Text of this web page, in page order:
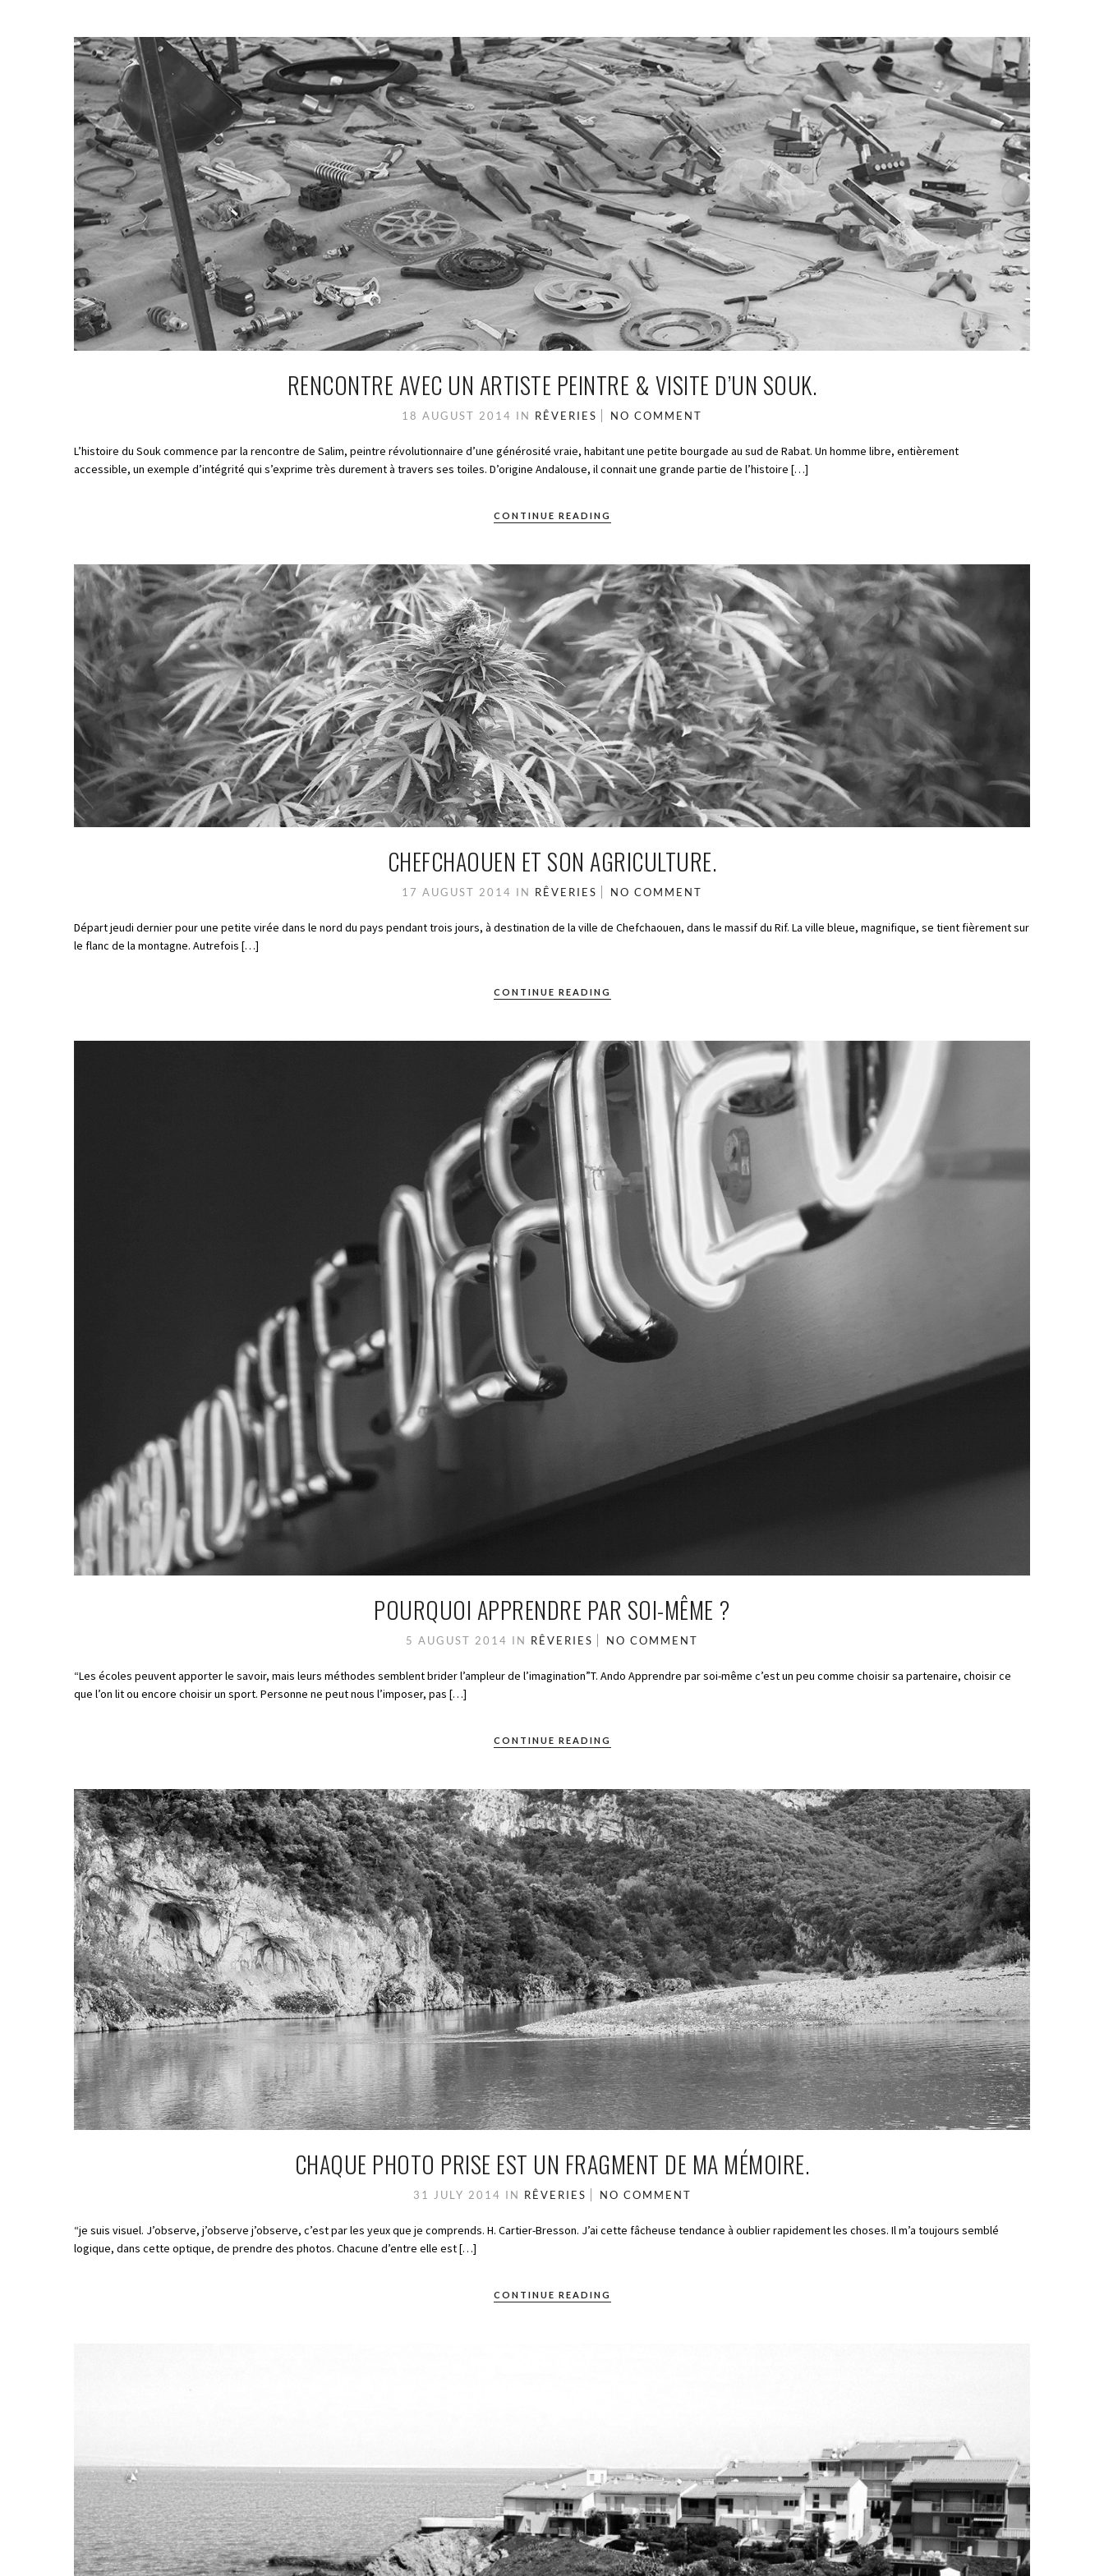
RENCONTRE AVEC UN ARTISTE PEINTRE & VISITE D’UN SOUK.
18 AUGUST 2014 IN RÊVERIES NO COMMENT
L’histoire du Souk commence par la rencontre de Salim, peintre révolutionnaire d’une générosité vraie, habitant une petite bourgade au sud de Rabat. Un homme libre, entièrement
accessible, un exemple d’intégrité qui s’exprime très durement à travers ses toiles. D’origine Andalouse, il connait une grande partie de l’histoire […]
CONTINUE READING
CHEFCHAOUEN ET SON AGRICULTURE.
17 AUGUST 2014 IN RÊVERIES NO COMMENT
Départ jeudi dernier pour une petite virée dans le nord du pays pendant trois jours, à destination de la ville de Chefchaouen, dans le massif du Rif. La ville bleue, magnifique, se tient fièrement sur
le flanc de la montagne. Autrefois […]
CONTINUE READING
POURQUOI APPRENDRE PAR SOI-MÊME ?
5 AUGUST 2014 IN RÊVERIES NO COMMENT
“Les écoles peuvent apporter le savoir, mais leurs méthodes semblent brider l’ampleur de l’imagination”T. Ando Apprendre par soi-même c’est un peu comme choisir sa partenaire, choisir ce
que l’on lit ou encore choisir un sport. Personne ne peut nous l’imposer, pas […]
CONTINUE READING
CHAQUE PHOTO PRISE EST UN FRAGMENT DE MA MÉMOIRE.
31 JULY 2014 IN RÊVERIES NO COMMENT
“je suis visuel. J’observe, j’observe j’observe, c’est par les yeux que je comprends. H. Cartier-Bresson. J’ai cette fâcheuse tendance à oublier rapidement les choses. Il m’a toujours semblé
logique, dans cette optique, de prendre des photos. Chacune d’entre elle est […]
CONTINUE READING